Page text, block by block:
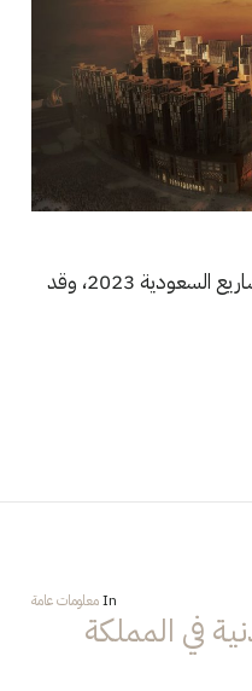
يعتبر مشروع جبل عمر من أهم مشاريع السعودية 2023، وقد
Inمعلومات عامة
في المملكة